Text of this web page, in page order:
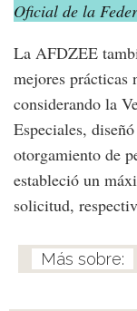
Oficial de la
La AFDZEE
mejores prácticas
considerando la
Especiales,
otorgamiento de
estableció un
solicitud,